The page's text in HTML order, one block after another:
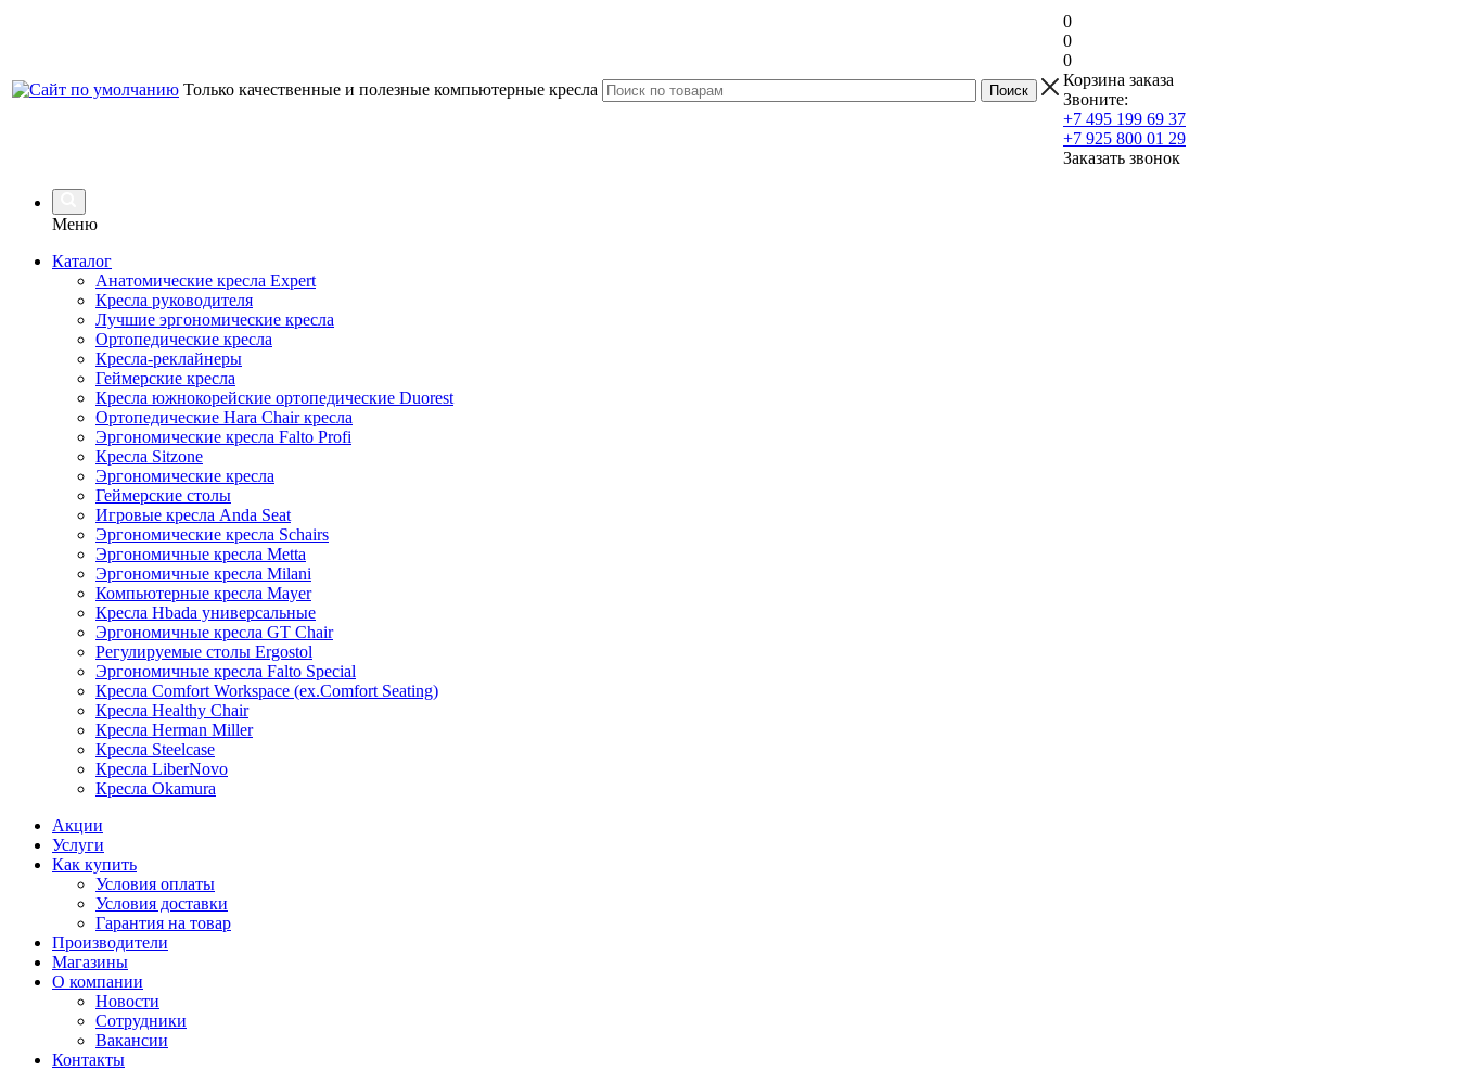
Только качественные и полезные компьютерные кресла
0
0
0
Корзина заказа
Звоните:
+7 495 199 69 37
+7 925 800 01 29
Заказать звонок
Меню
Каталог
Анатомические кресла Expert
Кресла руководителя
Лучшие эргономические кресла
Ортопедические кресла
Кресла-реклайнеры
Геймерские кресла
Кресла южнокорейские ортопедические Duorest
Ортопедические Hara Chair кресла
Эргономические кресла Falto Profi
Кресла Sitzone
Эргономические кресла
Геймерские столы
Игровые кресла Anda Seat
Эргономические кресла Schairs
Эргономичные кресла Metta
Эргономичные кресла Milani
Компьютерные кресла Mayer
Кресла Hbada универсальные
Эргономичные кресла GT Chair
Регулируемые столы Ergostol
Эргономичные кресла Falto Special
Кресла Comfort Workspace (ex.Comfort Seating)
Кресла Healthy Chair
Кресла Herman Miller
Кресла Steelcase
Кресла LiberNovo
Кресла Okamura
Акции
Услуги
Как купить
Условия оплаты
Условия доставки
Гарантия на товар
Производители
Магазины
О компании
Новости
Сотрудники
Вакансии
Контакты